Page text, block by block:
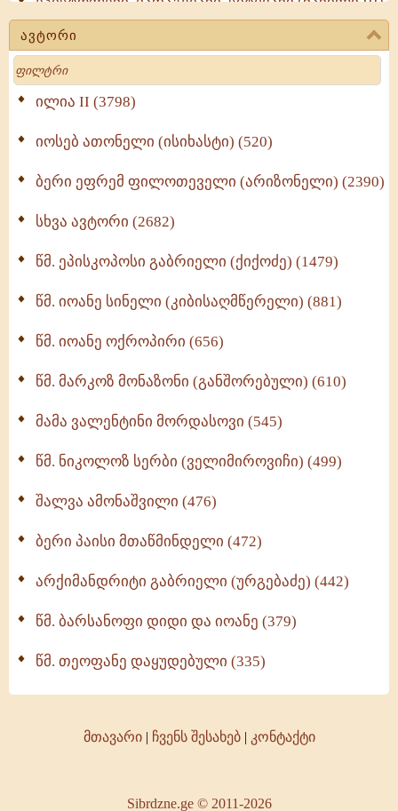
(723)
მოძღვრის ძალზე სასარგებლო რჩევები
მრევლისათვის (545)
Wisdomge (514)
ქადაგებანი გაბრიელ ეპისკოპოსისა - II ტომი
სულიერი ცხოვრების სახელმძღვანელო -
ნაწილი II (369)
ავტორი
Search
ილია II (3798)
იოსებ ათონელი (ისიხასტი) (520)
ბერი ეფრემ ფილოთეველი (არიზონელი) (2390)
სხვა ავტორი (2682)
წმ. ეპისკოპოსი გაბრიელი (ქიქოძე) (1479)
წმ. იოანე სინელი (კიბისაღმწერელი) (881)
წმ. იოანე ოქროპირი (656)
წმ. მარკოზ მონაზონი (განშორებული) (610)
მამა ვალენტინი მორდასოვი (545)
წმ. ნიკოლოზ სერბი (ველიმიროვიჩი) (499)
შალვა ამონაშვილი (476)
ბერი პაისი მთაწმინდელი (472)
არქიმანდრიტი გაბრიელი (ურგებაძე) (442)
წმ. ბარსანოფი დიდი და იოანე (379)
წმ. თეოფანე დაყუდებული (335)
მთავარი| ჩვენს შესახებ| კონტაქტი
Sibrdzne.ge © 2011-2026